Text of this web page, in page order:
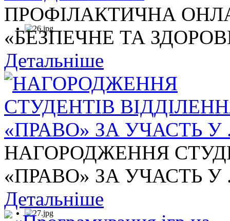
ПРОФІЛАКТИЧНА
«БЕЗПЕЧНЕ ТА
Детальніше
НАГОРОДЖЕННЯ
«ПРАВО» ЗА УЧАСТЬ У
Детальніше